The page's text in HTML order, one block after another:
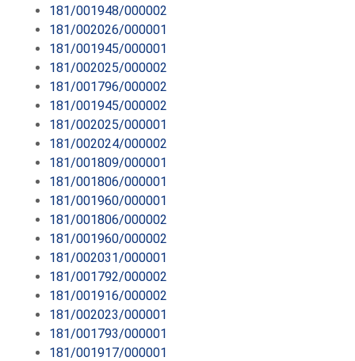
181/001948/000002
181/002026/000001
181/001945/000001
181/002025/000002
181/001796/000002
181/001945/000002
181/002025/000001
181/002024/000002
181/001809/000001
181/001806/000001
181/001960/000001
181/001806/000002
181/001960/000002
181/002031/000001
181/001792/000002
181/001916/000002
181/002023/000001
181/001793/000001
181/001917/000001